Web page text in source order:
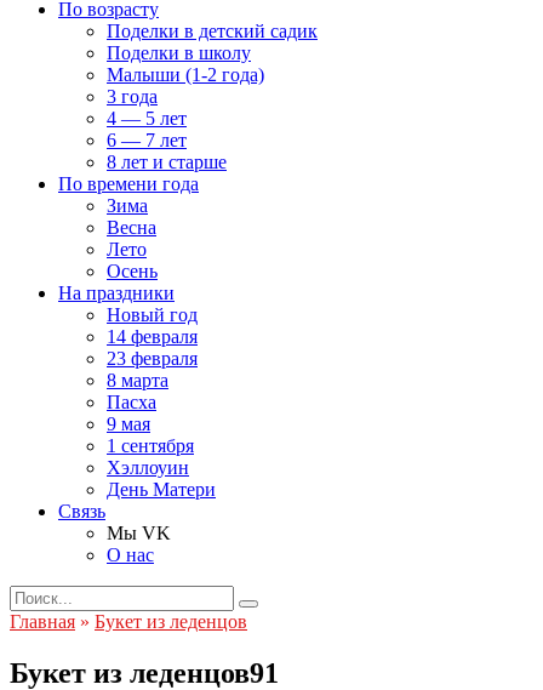
По возрасту
Поделки в детский садик
Поделки в школу
Малыши (1-2 года)
3 года
4 — 5 лет
6 — 7 лет
8 лет и старше
По времени года
Зима
Весна
Лето
Осень
На праздники
Новый год
14 февраля
23 февраля
8 марта
Пасха
9 мая
1 сентября
Хэллоуин
День Матери
Связь
Мы VK
О нас
Search
for:
Главная » Букет из леденцов
Букет из леденцов91